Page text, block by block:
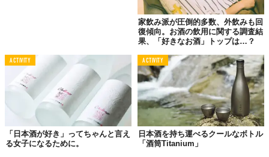
んなふうに。つくり方はいたって簡単、好きな銘柄の日本酒
お酒を注いだときに、はっか糖が浮
かび上がり、そのあと1〜2分ほど待つと雪が降るように溶けてい
く。この瞬間も見逃さないでほしい。
家飲み派が圧倒的多数、外飲みも回
復傾向。お酒の飲用に関する調査結
果、「好きなお酒」トップは…？
ACTIVITY
「日本酒が好き」ってちゃんと言え
る女子になるために。
ACTIVITY
日本酒を持ち運べるクールなボトル
「酒筒Titanium」